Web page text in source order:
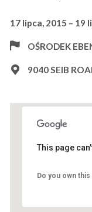
17 lipca, 2015 – 19
OŚRODEK
9040 SEIB
This page
Do you own